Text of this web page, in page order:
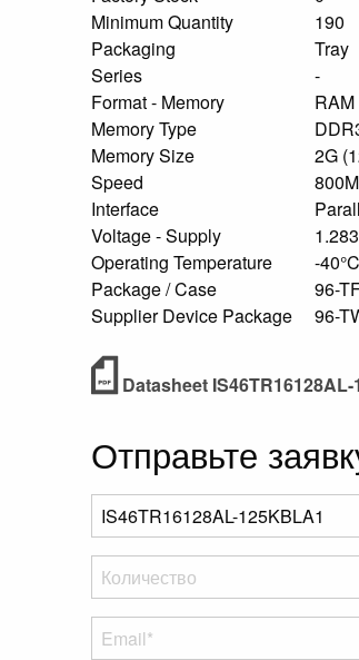
Minimum Quantity
190
Packaging
Tray
Series
-
Format - Memory
RAM
Memory Type
Memory Size
2G
Speed
Interface
Voltage - Supply
Operating Temperature
-
Package / Case
96-
Supplier Device Package
96-
Datasheet
Отправьте